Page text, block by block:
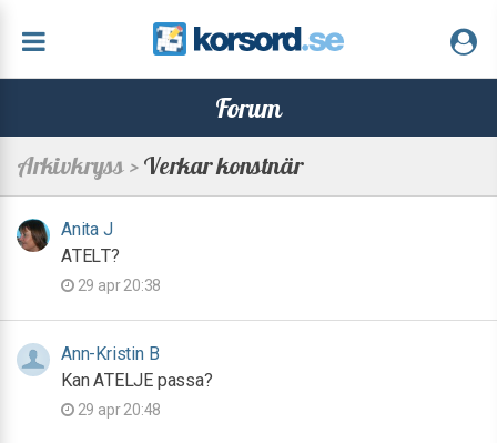
Forum
Arkivkryss >Verkar konstnär
Anita J
ATELT?
29 apr 20:38
Ann-Kristin B
Kan ATELJE passa?
29 apr 20:48